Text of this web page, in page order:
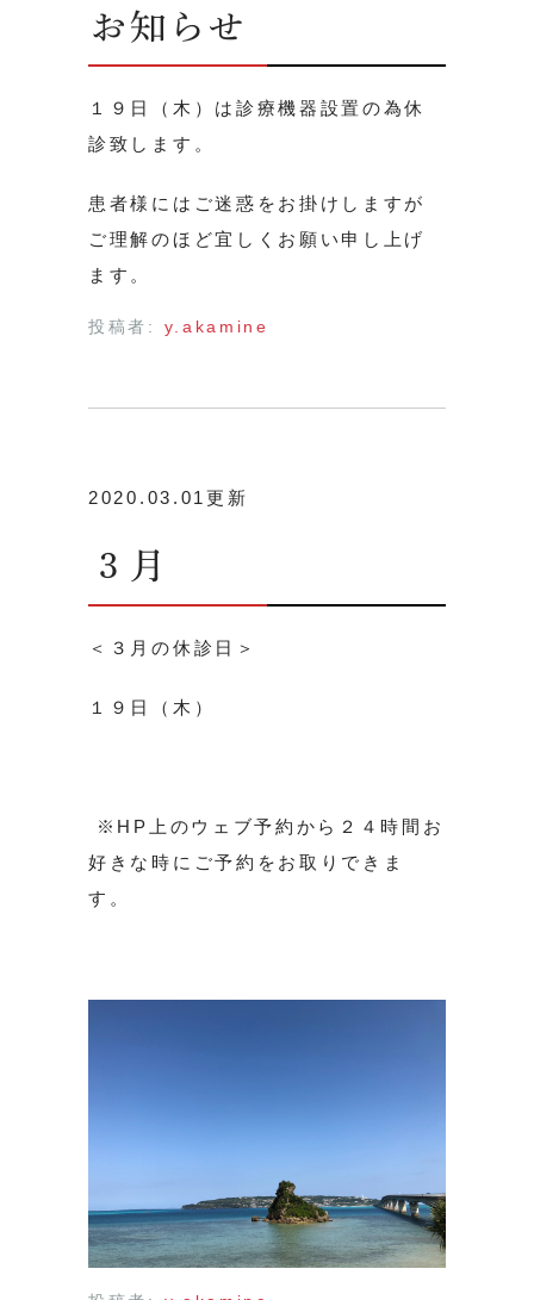
お知らせ
１９日（木）は診療機器設置の為休
診致します。
患者様にはご迷惑をお掛けしますが
ご理解のほど宜しくお願い申し上げ
ます。
投稿者: y.akamine
2020.03.01更新
３月
＜３月の休診日＞
１９日（木）
※HP上のウェブ予約から２４時間お
好きな時にご予約をお取りできま
す。